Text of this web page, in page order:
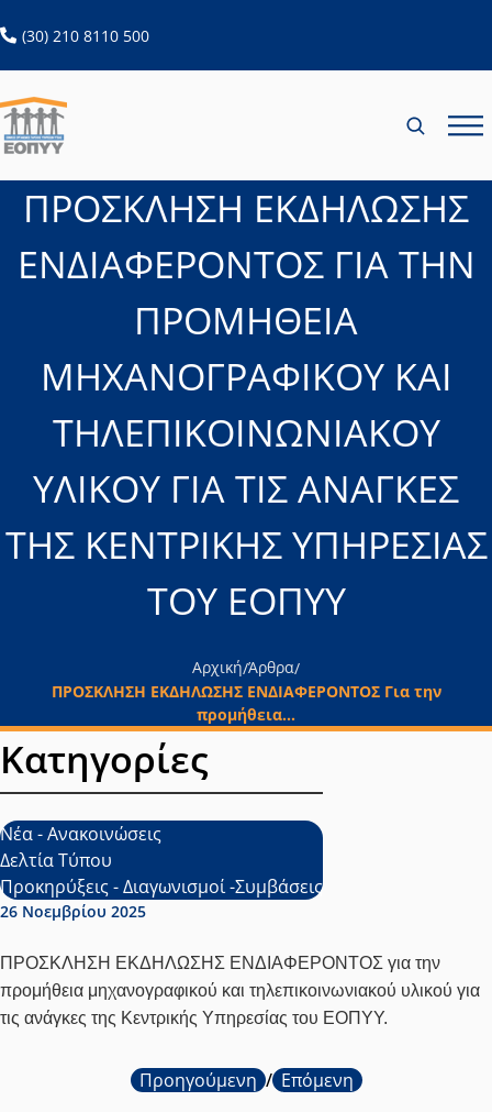
(30) 210 8110 500ανοίγει σε νέα καρτέλα
ΠΡΟΣΚΛΗΣΗ ΕΚΔΗΛΩΣΗΣ
ΕΝΔΙΑΦΕΡΟΝΤΟΣ ΓΙΑ ΤΗΝ
ΠΡΟΜΗΘΕΙΑ
ΜΗΧΑΝΟΓΡΑΦΙΚΟΥ ΚΑΙ
ΤΗΛΕΠΙΚΟΙΝΩΝΙΑΚΟΥ
ΥΛΙΚΟΥ ΓΙΑ ΤΙΣ ΑΝΑΓΚΕΣ
ΤΗΣ ΚΕΝΤΡΙΚΗΣ ΥΠΗΡΕΣΙΑΣ
ΤΟΥ ΕΟΠΥΥ
Αρχική/Άρθρα/
ΠΡΟΣΚΛΗΣΗ ΕΚΔΗΛΩΣΗΣ ΕΝΔΙΑΦΕΡΟΝΤΟΣ Για την
προμήθεια...
Ημερομηνία δημοσίευσης:
26 Νοεμβρίου 2025
ΠΡΟΣΚΛΗΣΗ ΕΚΔΗΛΩΣΗΣ ΕΝΔΙΑΦΕΡΟΝΤΟΣ για την
προμήθεια μηχανογραφικού και τηλεπικοινωνιακού υλικού για
τις ανάγκες της Κεντρικής Υπηρεσίας του ΕΟΠΥΥ.
Προηγούμενη / Επόμενη
Κατηγορίες
Νέα - Ανακοινώσεις
Δελτία Τύπου
Προκηρύξεις - Διαγωνισμοί -Συμβάσεις